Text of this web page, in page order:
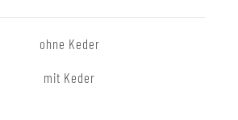
ohne Keder
mit Keder